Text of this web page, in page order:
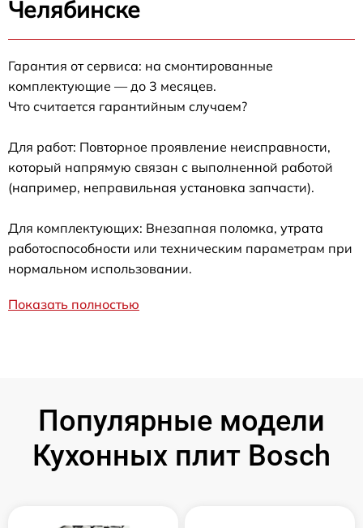
Челябинске
Гарантия от сервиса: на смонтированные
комплектующие — до 3 месяцев.
Что считается гарантийным случаем?
Для работ: Повторное проявление неисправности,
который напрямую связан с выполненной работой
(например, неправильная установка запчасти).
Для комплектующих: Внезапная поломка, утрата
работоспособности или техническим параметрам при
нормальном использовании.
Показать полностью
Популярные модели
Кухонных плит Bosch